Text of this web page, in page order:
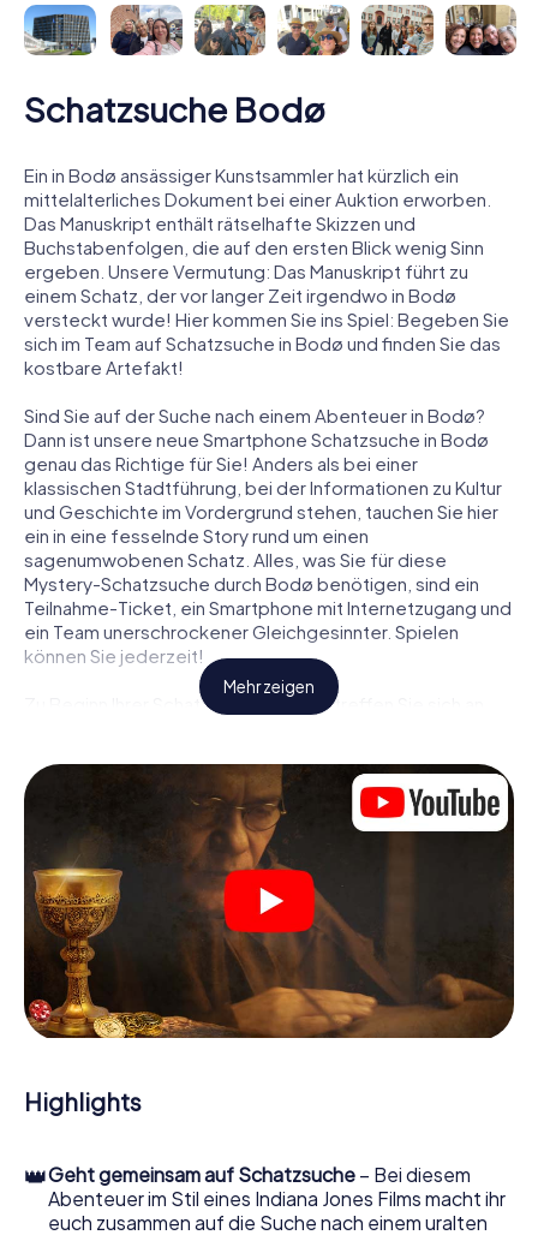
Schatzsuche Bodø
Ein in Bodø ansässiger Kunstsammler hat kürzlich ein
mittelalterliches Dokument bei einer Auktion erworben.
Das Manuskript enthält rätselhafte Skizzen und
Buchstabenfolgen, die auf den ersten Blick wenig Sinn
ergeben. Unsere Vermutung: Das Manuskript führt zu
einem Schatz, der vor langer Zeit irgendwo in Bodø
versteckt wurde! Hier kommen Sie ins Spiel: Begeben Sie
sich im Team auf Schatzsuche in Bodø und finden Sie das
kostbare Artefakt!
Sind Sie auf der Suche nach einem Abenteuer in Bodø?
Dann ist unsere neue Smartphone Schatzsuche in Bodø
genau das Richtige für Sie! Anders als bei einer
klassischen Stadtführung, bei der Informationen zu Kultur
und Geschichte im Vordergrund stehen, tauchen Sie hier
ein in eine fesselnde Story rund um einen
sagenumwobenen Schatz. Alles, was Sie für diese
Mystery-Schatzsuche durch Bodø benötigen, sind ein
Teilnahme-Ticket, ein Smartphone mit Internetzugang und
ein Team unerschrockener Gleichgesinnter. Spielen
können Sie jederzeit!
Zu Beginn Ihrer Schatzsuche in Bodø treffen Sie sich an
geborener Spurensucher? Wer ein waschechter
Abenteurer? Und wer hat das Zeug zum Code-Knacker?
Bei unserer Schatzsuche in Bodø ist für jeden Spieler die
passende Rolle dabei.
Sind die Rollen verteilt, kann die Krimi-Schatzsuche durch
Bodø losgehen: An den unterschiedlichsten Orten in der
Stadt knacken Sie verschlüsselte Codes, lösen knifflige
Logikaufgaben und fahnden nach Spuren und
Hinweisstücken. Ihr Smartphone ist dabei Ihr wichtigstes
Ermittlerwerkzeug: Unsere eigens entwickelte App lässt
Sie Kontaktpersonen befragen und rätselhafte
sammeln und navigiert Sie sicher durch Bodø.
schon bald werden Sie feststellen, dass der kostbare
Schatz nur noch wenige Schritte entfernt ist.
Mehr zeigen
Highlights
👑Geht gemeinsam auf Schatzsuche – Bei diesem
Abenteuer im Stil eines Indiana Jones Films macht ihr
euch zusammen auf die Suche nach einem uralten